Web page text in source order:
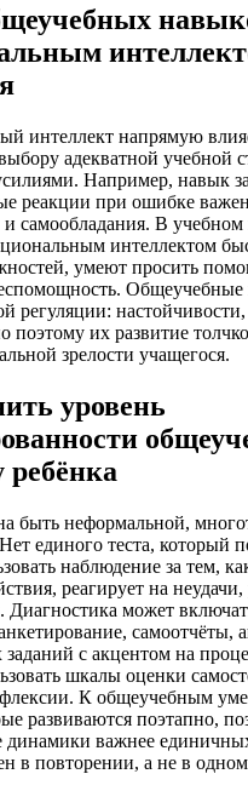
интеллект напрямую
адекватной учебной
Например, навык
реакции при ошибке
самообладания. В учебном
интеллектом
умеют просить
Общеучебные
регуляции:
поэтому их развитие
зрелости учащегося.
уровень
ребёнка
быть неформальной,
единого теста, который
наблюдение за тем,
реагирует на неудачи,
может
самоотчёты,
с акцентом на
шкалы оценки
К общеучебным
развиваются поэтапно,
динамики важнее
в повторении, а не в